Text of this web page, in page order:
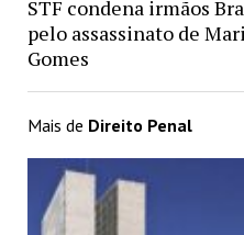
STF condena irmãos
pelo assassinato de
Gomes
Mais de Direito Penal